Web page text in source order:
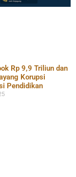
Rp 9,9 Triliun dan
Korupsi
Pendidikan